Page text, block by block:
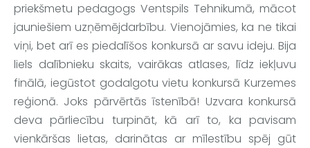
priekšmetu pedagogs Ventspils Tehnikumā, mācot
jauniešiem uzņēmējdarbību. Vienojāmies, ka ne tikai
viņi, bet arī es piedalīšos konkursā ar savu ideju. Bija
liels dalībnieku skaits, vairākas atlases, līdz iekļuvu
finālā, iegūstot godalgotu vietu konkursā Kurzemes
reģionā. Joks pārvērtās īstenībā! Uzvara konkursā
deva pārliecību turpināt, kā arī to, ka pavisam
vienkāršas lietas, darinātas ar mīlestību spēj gūt